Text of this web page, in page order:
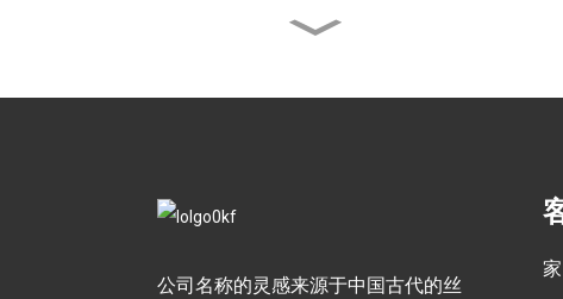
公司名称的灵感来源于中国古代的丝
家